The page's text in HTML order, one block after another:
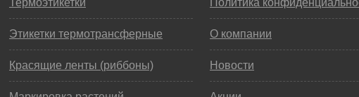
Этикетки термотрансферные
Красящие ленты (риббоны)
О компании
Новости